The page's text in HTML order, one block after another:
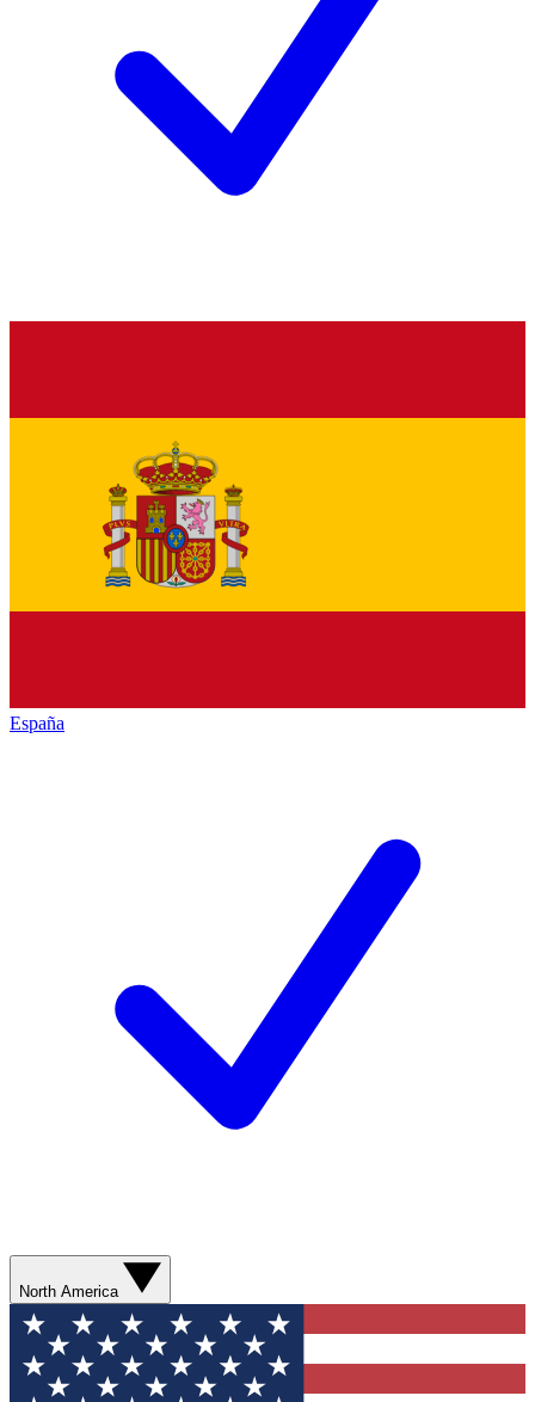
España
North America